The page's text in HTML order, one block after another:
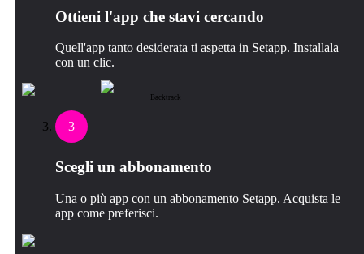
Ottieni l'app che stavi cercando
Quell'app tanto desiderata ti aspetta in Setapp. Installala
con un clic.
Backtrack
3
Scegli un abbonamento
Una o più app con un abbonamento Setapp. Acquista le
app come preferisci.